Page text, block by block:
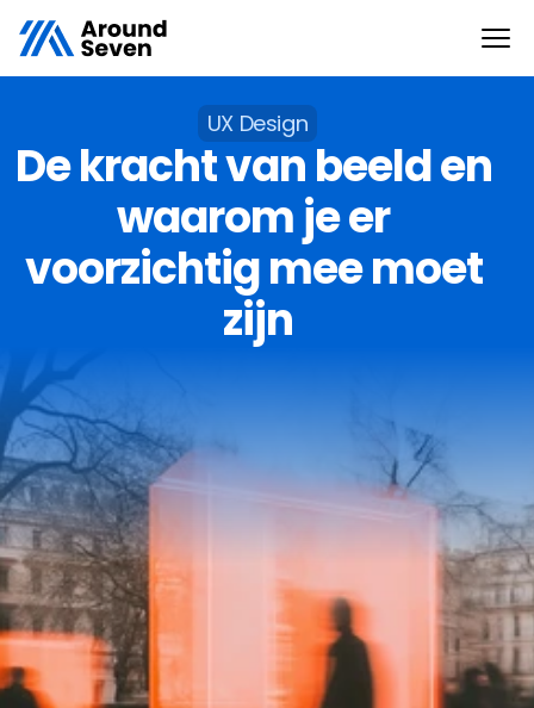
UX Design
De kracht van beeld en
waarom je er
voorzichtig mee moet
zijn